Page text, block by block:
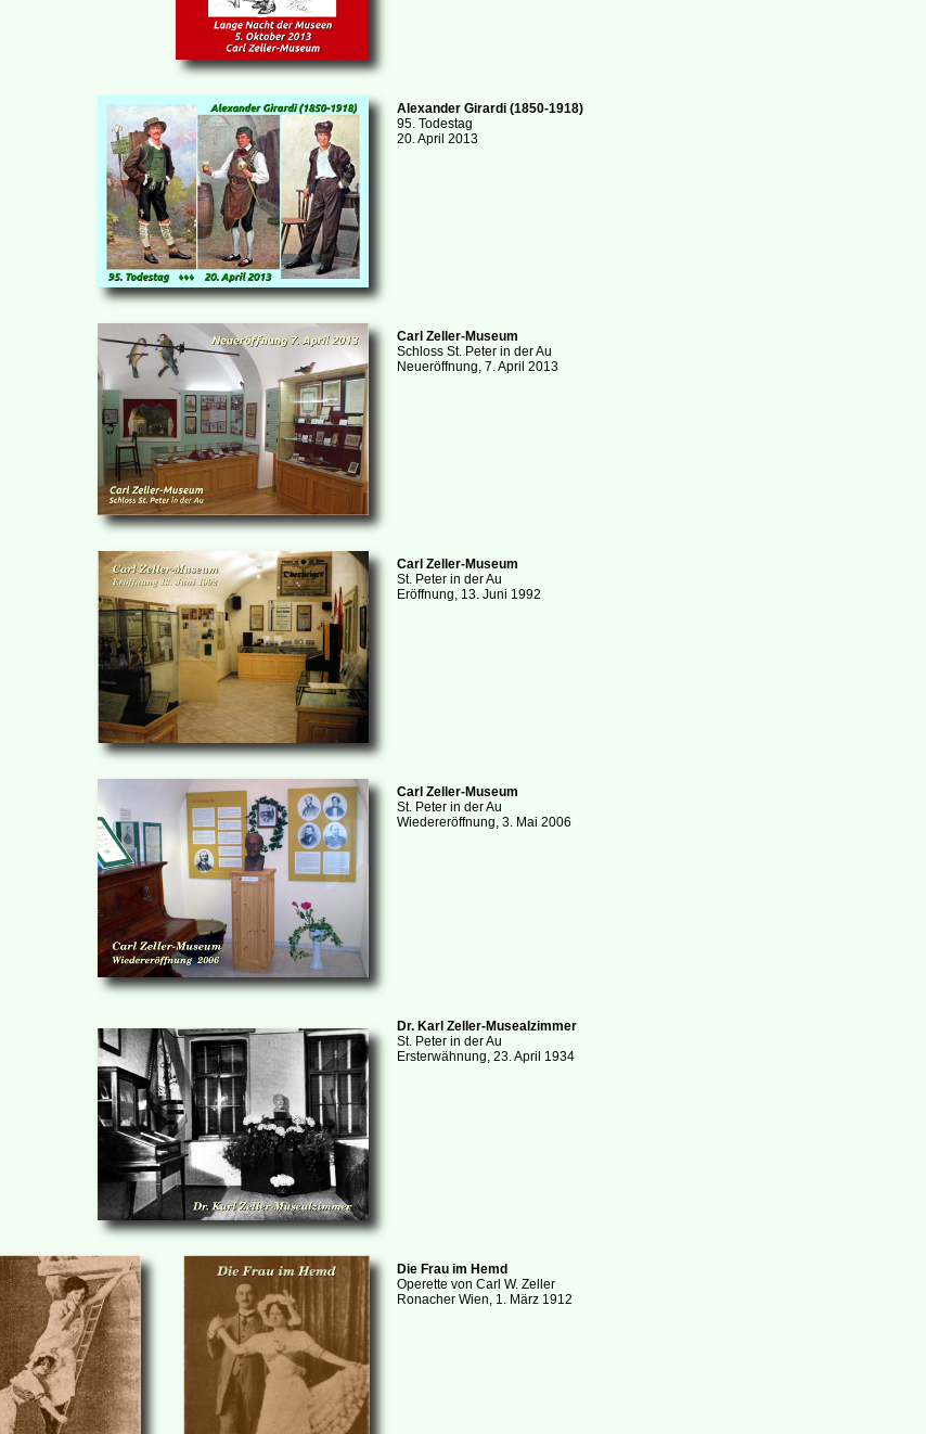
Alexander Girardi (1850-1918)
95. Todestag
20. April 2013
Carl Zeller-Museum
Schloss St. Peter in der Au
Neueröffnung, 7. April 2013
Carl Zeller-Museum
St. Peter in der Au
Eröffnung, 13. Juni 1992
Carl Zeller-Museum
St. Peter in der Au
Wiedereröffnung, 3. Mai 2006
Dr. Karl Zeller-Musealzimmer
St. Peter in der Au
Ersterwähnung, 23. April 1934
Die Frau im Hemd
Operette von Carl W. Zeller
Ronacher Wien, 1. März 1912